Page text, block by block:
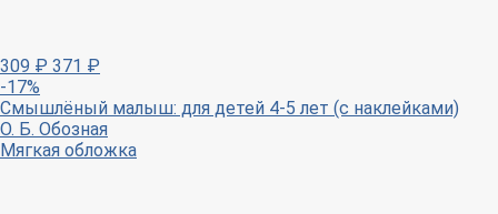
309 ₽ 371 ₽
-17%
Смышлёный малыш: для детей 4-5 лет (с наклейками)
О. Б. Обозная
Мягкая обложка